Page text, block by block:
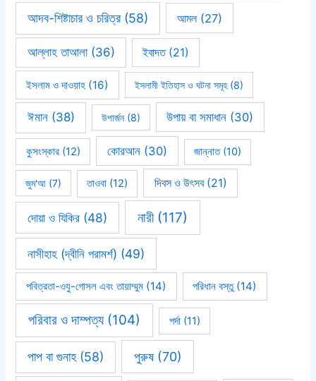
আদব-শিষ্টাচার ও চরিত্র(58) আমল(27)
আল্লাহ তাআলা(36) ইবাদত(21)
ইসলাম ও দাওয়াহ (16) ইসলামী ইতিহাস ও ঘটনা সমূহ(8)
ঈমান(38) উপার্জন(8) উপায় বা সমাধান (30)
কুসংস্কার(12) কোরআন (30) জান্নাত(10)
জুম'আ (7) তাওবা (12) দিবস ও উৎসব(21)
দোয়া ও যিকির (48) নারী(117)
নাসীহাহ (দ্বীনি পরামর্শ) (49)
পবিত্রতা-ওযু-গোসল এবং তায়াম্মুম (14) পরিধান বস্তু(14)
পরিবার ও দাম্পত্য(104) পর্দা(11)
পাপ বা গুনাহ(58) পুরুষ(70)